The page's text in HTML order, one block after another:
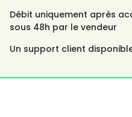
Débit uniquement après
sous 48h par le vendeur
Un support client